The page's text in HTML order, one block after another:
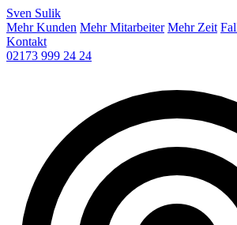
Sven Sulik
Mehr Kunden Mehr Mitarbeiter Mehr Zeit
Kontakt
02173 999 24 24